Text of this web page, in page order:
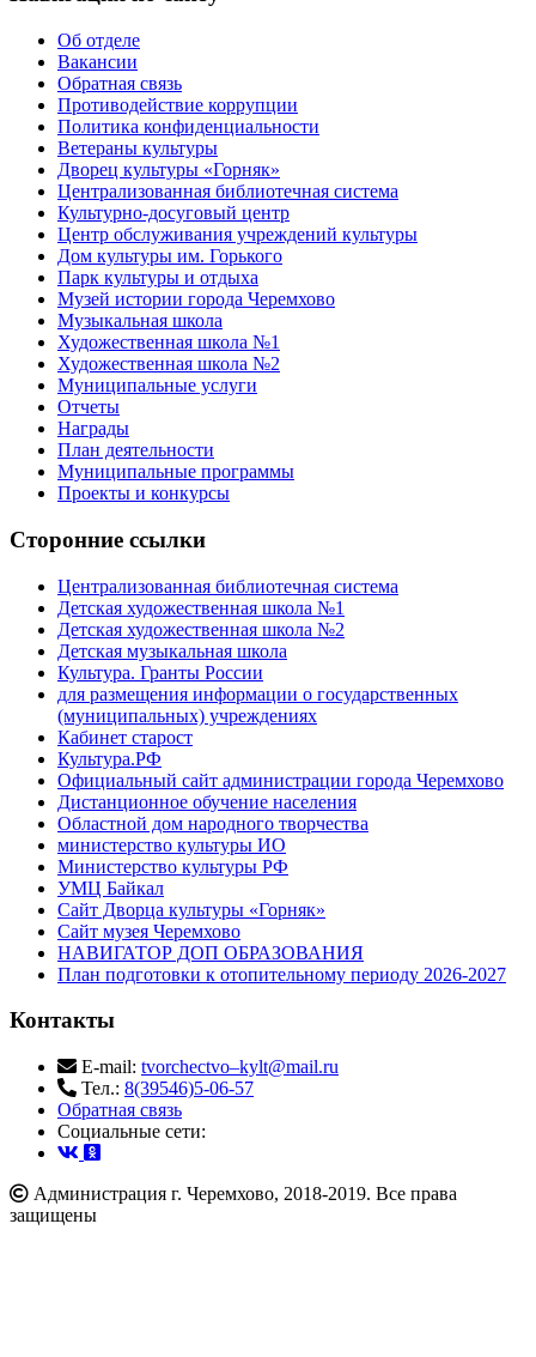
Об отделе
Вакансии
Обратная связь
Противодействие коррупции
Политика конфиденциальности
Ветераны культуры
Дворец культуры «Горняк»
Централизованная библиотечная система
Культурно-досуговый центр
Центр обслуживания учреждений культуры
Дом культуры им. Горького
Парк культуры и отдыха
Музей истории города Черемхово
Музыкальная школа
Художественная школа №1
Художественная школа №2
Муниципальные услуги
Отчеты
Награды
План деятельности
Муниципальные программы
Проекты и конкурсы
Сторонние ссылки
Централизованная библиотечная система
Детская художественная школа №1
Детская художественная школа №2
Детская музыкальная школа
Культура. Гранты России
для размещения информации о государственных
(муниципальных) учреждениях
Кабинет старост
Культура.РФ
Официальный сайт администрации города Черемхово
Дистанционное обучение населения
Областной дом народного творчества
министерство культуры ИО
Министерство культуры РФ
УМЦ Байкал
Сайт Дворца культуры «Горняк»
Сайт музея Черемхово
НАВИГАТОР ДОП ОБРАЗОВАНИЯ
План подготовки к отопительному периоду 2026-2027
Контакты
E-mail: tvorchectvo–kylt@mail.ru
Тел.: 8(39546)5-06-57
Обратная связь
Cоциальные сети:
Администрация г. Черемхово, 2018-2019. Все права
защищены